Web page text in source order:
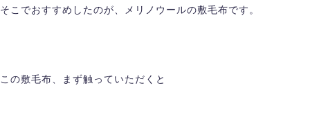
そこでおすすめしたのが、メリノウールの敷毛布です。
この敷毛布、まず触っていただくと